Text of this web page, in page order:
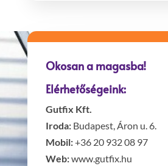
Okosan a magasba!
Elérhetőségeink:
Gutfix Kft.
Iroda:Budapest, Áron u. 6.
Mobil:+36 20 932 08 97
Web:www.gutfix.hu